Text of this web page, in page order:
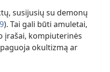
susijusių su demonų
). Tai gali būti amuletai,
įrašai, kompiuterinės
okultizmą ar